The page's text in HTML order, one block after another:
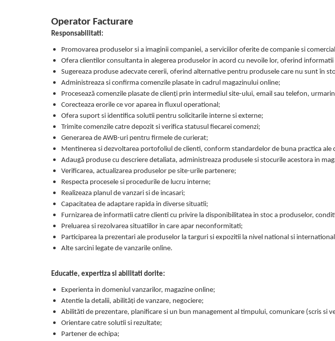
Jucarii pentru activitati
Alimente fara gluten
Crackers & Paine uscata
Amestecuri pentru desert
Faina & Amestecuri
Ingrijire dupa nastere
Scutece & Servetele
Pinemed - Scutec colectare
Operator Facturare
Responsabilitati:
Promovarea produselor si a imaginii companiei, a serviciilor oferite de companie si
Ofera clientilor consultanta in alegerea produselor in acord cu nevoile lor, oferind
Sugereaza produse adecvate cererii, oferind alternative pentru produsele care nu sunt în
Administreaza si confirma comenzile plasate in cadrul magazinului online;
Procesează comenzile plasate de clienți prin intermediul site-ului, email sau telefon,
Corecteaza erorile ce vor aparea in fluxul operational;
Ofera suport si identifica solutii pentru solicitarile interne si externe;
Trimite comenzile catre depozit si verifica statusul fiecarei comenzi;
Generarea de AWB-uri pentru firmele de curierat;
Mentinerea si dezvoltarea portofoliul de clienti, conform standardelor de buna practica ale
Adaugă produse cu descriere detaliata, administreaza produsele si stocurile acestora in
Verificarea, actualizarea produselor pe site-urile partenere;
Respecta procesele si procedurile de lucru interne;
Realizeaza planul de vanzari si de incasari;
Capacitatea de adaptare rapida in diverse situatii;
Furnizarea de informatii catre clienti cu privire la disponibilitatea in stoc a produselor,
Preluarea si rezolvarea situatiilor in care apar neconformitati;
Participarea la prezentari ale produselor la targuri si expozitii la nivel national si
Alte sarcini legate de vanzarile online.
Educatie, expertiza si abilitati dorite:
Experienta in domeniul vanzarilor, magazine online;
Atentie la detalii, abilități de vanzare, negociere;
Abilităti de prezentare, planificare si un bun management al timpului, comunicare (scris si
Orientare catre solutii si rezultate;
Partener de echipa;